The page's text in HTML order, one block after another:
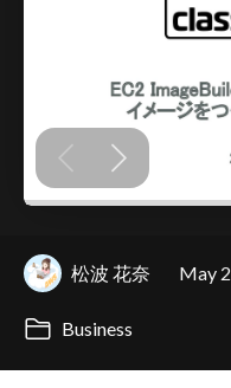
松波 花奈 May
Business